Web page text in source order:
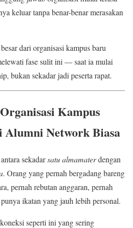
keluar tanpa benar-benar merasakan
dari organisasi kampus baru
fase sulit ini — saat ia mulai
bukan sekadar jadi peserta rapat.
Kampus
Network Biasa
sekadarsatu almamaterdengan
. Orang yang pernah bergadang bareng
pernah rebutan anggaran, pernah
ikatan yang jauh lebih personal.
seperti ini yang sering